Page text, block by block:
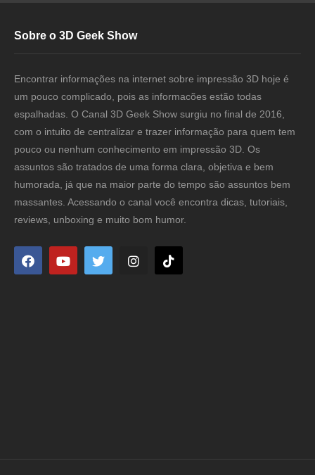
Sobre o 3D Geek Show
Encontrar informações na internet sobre impressão 3D hoje é
um pouco complicado, pois as informacões estão todas
espalhadas. O Canal 3D Geek Show surgiu no final de 2016,
com o intuito de centralizar e trazer informação para quem tem
pouco ou nenhum conhecimento em impressão 3D. Os
assuntos são tratados de uma forma clara, objetiva e bem
humorada, já que na maior parte do tempo são assuntos bem
massantes. Acessando o canal você encontra dicas, tutoriais,
reviews, unboxing e muito bom humor.